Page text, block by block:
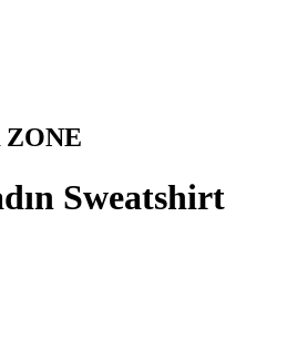
Sweatshirt